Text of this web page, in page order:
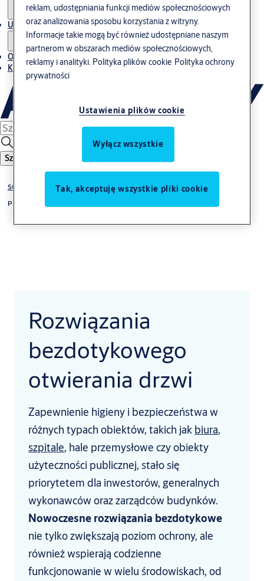
Usługi
O nas
Kontakt
Szukaj
Strona główna
Produkty i rozwiązania
Rozwiązania
bezdotykowego
otwierania drzwi
Zapewnienie higieny i bezpieczeństwa w
różnych typach obiektów, takich jak biura,
szpitale, hale przemysłowe czy obiekty
użyteczności publicznej, stało się
priorytetem dla inwestorów, generalnych
wykonawców oraz zarządców budynków.
Nowoczesne rozwiązania bezdotykowe
nie tylko zwiększają poziom ochrony, ale
również wspierają codzienne
funkcjonowanie w wielu środowiskach, od
reklam, udostępniania funkcji mediów społecznościowych
oraz analizowania sposobu korzystania z witryny.
Informacje takie mogą być również udostępniane naszym
partnerom w obszarach mediów społecznościowych,
reklamy i analityki. Polityka plików cookie Polityka ochrony
prywatności
Ustawienia plików cookie
Wyłącz wszystkie
Tak, akceptuję wszystkie pliki cookie